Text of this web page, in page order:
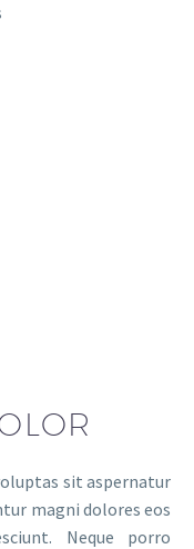
sit aspernatur
magni dolores eos
Neque porro